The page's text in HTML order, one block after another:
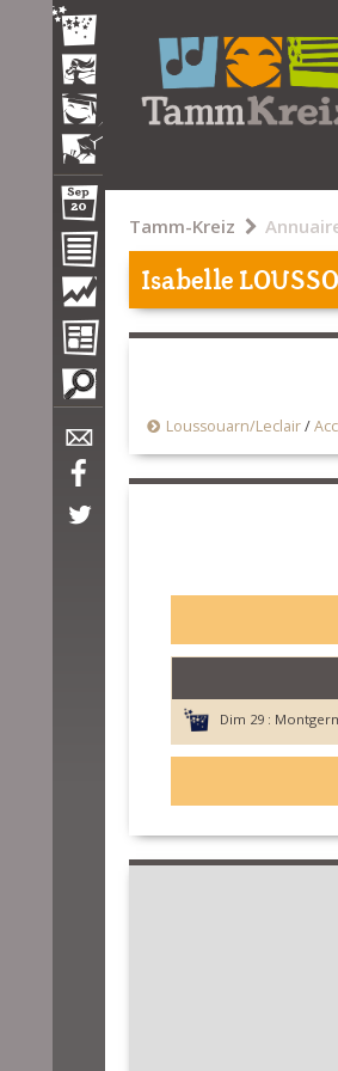
Tamm-Kreiz
Isabelle
Loussouarn/Leclair/
Dim 29 :